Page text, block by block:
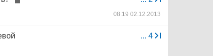
08:19 02.12.2013
... 4